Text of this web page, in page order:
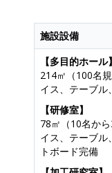
施設設備
【多目的ホール】
214㎡（100名規
イス、テーブル
【研修室】
78㎡（10名から
イス、テーブル
トボード完備